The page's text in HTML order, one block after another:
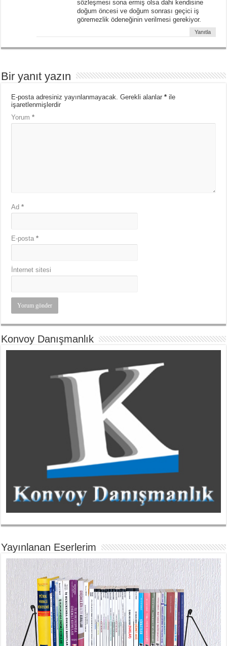
sözleşmesi sona ermiş olsa dahi kendisine
doğum öncesi ve doğum sonrası geçici iş
göremezlik ödeneğinin verilmesi gerekiyor.
Yanıtla
Bir yanıt yazın
E-posta adresiniz yayınlanmayacak. Gerekli alanlar* ile
işaretlenmişlerdir
Yorum*
Ad*
E-posta*
İnternet sitesi
Konvoy Danışmanlık
Yayınlanan Eserlerim